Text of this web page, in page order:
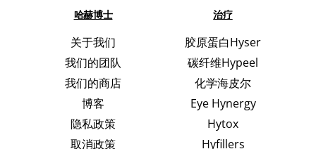
哈赫博士
关于我们
我们的团队
我们的商店
博客
隐私政策
取消政策
治疗
胶原蛋白Hyser
碳纤维Hypeel
化学海皮尔
Eye Hynergy
Hytox
Hyfillers